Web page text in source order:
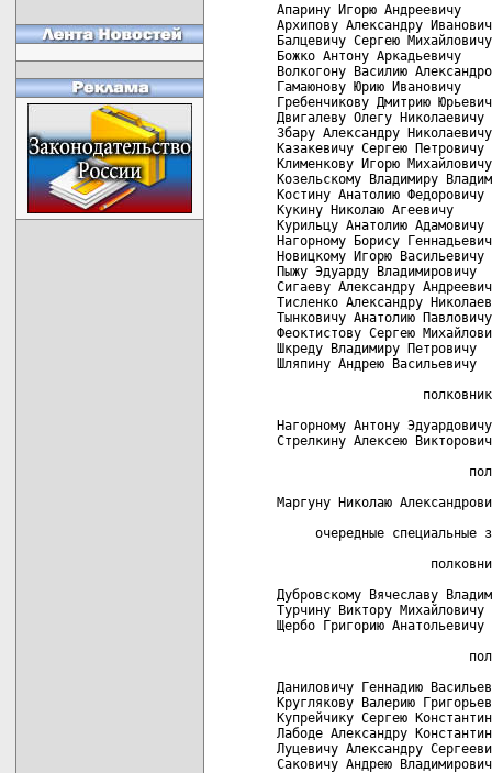
Апарину Игорю Андреевичу
Архипову Александру
Балцевичу Сергею Михайловичу
Божко Антону Аркадьевичу
Волкогону Василию
Гамаюнову Юрию Ивановичу
Гребенчикову Дмитрию
Двигалеву Олегу Николаевичу
Збару Александру Николаевичу
Казакевичу Сергею Петровичу
Клименкову Игорю Михайловичу
Козельскому Владимиру
Костину Анатолию Федоровичу
Кукину Николаю Агеевичу
Курильцу Анатолию Адамовичу
Нагорному Борису
Новицкому Игорю Васильевичу
Пыжу Эдуарду Владимировичу
Сигаеву Александру
Тисленко Александру
Тынковичу Анатолию Павловичу
Феоктистову Сергею
Шкреду Владимиру Петровичу
Шляпину Андрею Васильевичу
Нагорному Антону Эдуардовичу
Стрелкину Алексею
Маргуну Николаю
очередные специальные
Дубровскому Вячеславу
Турчину Виктору Михайловичу
Щербо Григорию Анатольевичу
Даниловичу Геннадию
Круглякову Валерию
Купрейчику Сергею
Лабоде Александру
Луцевичу Александру
Саковичу Андрею